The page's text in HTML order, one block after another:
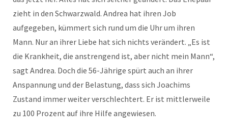
zieht in den Schwarzwald. Andrea hat ihren Job
aufgegeben, kümmert sich rund um die Uhr um ihren
Mann. Nur an ihrer Liebe hat sich nichts verändert. „Es ist
die Krankheit, die anstrengend ist, aber nicht mein Mann“,
sagt Andrea. Doch die 56-Jährige spürt auch an ihrer
Anspannung und der Belastung, dass sich Joachims
Zustand immer weiter verschlechtert. Er ist mittlerweile
zu 100 Prozent auf ihre Hilfe angewiesen.